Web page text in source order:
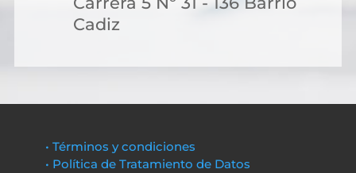
Cadiz
• Términos y condiciones
• Política de Tratamiento de Datos